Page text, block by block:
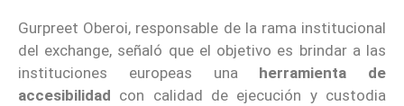
Gurpreet Oberoi, responsable de la rama institucional
del exchange, señaló que el objetivo es brindar a las
instituciones europeas una herramienta de
accesibilidad con calidad de ejecución y custodia